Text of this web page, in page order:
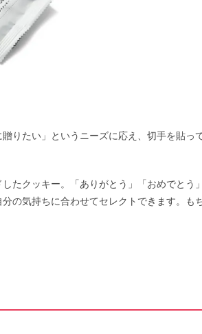
りたい」というニーズに応え、切手を貼っ
たクッキー。「ありがとう」「おめでとう」
の気持ちに合わせてセレクトできます。も